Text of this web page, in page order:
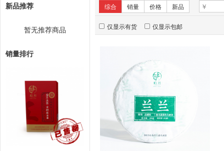
新品推荐
暂无推荐商品
销量排行
综合 销量 价格 新品
仅显示有货 仅显示包邮